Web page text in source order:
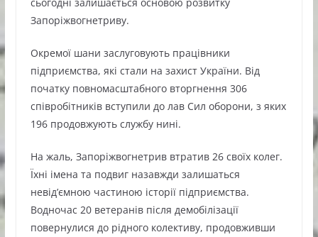
Запоріжвогнетриву.
Окремої шани заслуговують працівники
підприємства, які стали на захист України. Від
початку повномасштабного вторгнення 306
співробітників вступили до лав Сил оборони, з яких
196 продовжують службу нині.
На жаль, Запоріжвогнетрив втратив 26 своїх колег.
Їхні імена та подвиг назавжди залишаться
невід’ємною частиною історії підприємства.
Водночас 20 ветеранів після демобілізації
повернулися до рідного колективу, продовживши